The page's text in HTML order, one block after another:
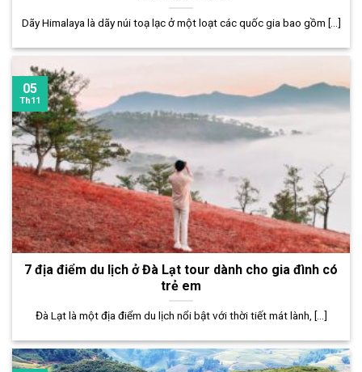
Dãy Himalaya là dãy núi toạ lạc ở một loạt các quốc gia bao gồm [...]
7 địa điểm du lịch ở Đà Lạt tour dành cho gia đình có
trẻ em
Đà Lạt là một địa điểm du lịch nổi bật với thời tiết mát lành, [...]
05
Th11